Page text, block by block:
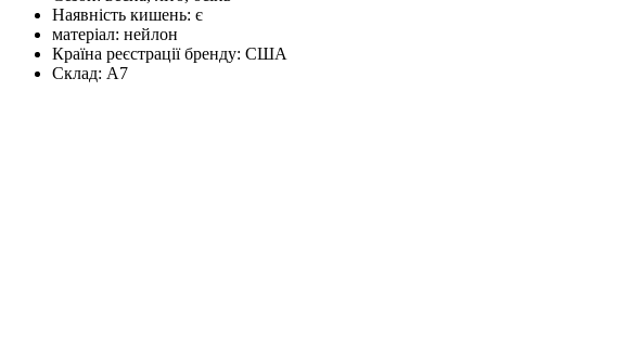
Наявність кишень: є
матеріал: нейлон
Країна реєстрації бренду: США
Склад: А7